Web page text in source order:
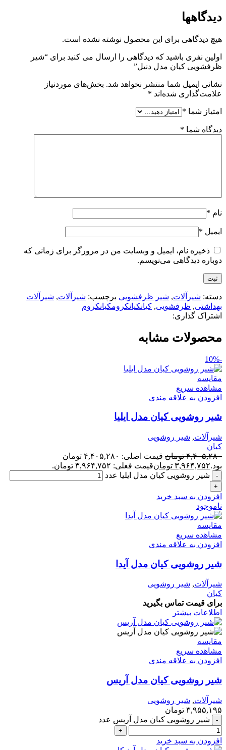
دیدگاهها
هیچ دیدگاهی برای این محصول نوشته نشده است.
اولین نفری باشید که دیدگاهی را ارسال می کنید برای “شیر
ظرفشویی کیان مدل دنیل”
نشانی ایمیل شما منتشر نخواهد شد. بخش‌های موردنیاز
علامت‌گذاری شده‌اند *
امتیاز شما *
دیدگاه شما *
نام *
ایمیل *
ذخیره نام، ایمیل و وبسایت من در مرورگر برای زمانی که
دوباره دیدگاهی می‌نویسم.
دسته: شیرآلات, شیر ظرفشویی برچسب: شیرآلات, شیرآلات
بهداشتی, ظرفشویی, کیانکیانکرومکیانکروم
اشتراک گذاری:
محصولات مشابه
-10%
مقایسه
مشاهده سریع
افزودن به علاقه مندی
شیر روشویی کیان مدل ایلیا
شیرآلات, شیر روشویی
کیان
۴,۴۰۵,۲۸۰ تومان
قیمت اصلی: ۴,۴۰۵,۲۸۰ تومان
بود.۳,۹۶۴,۷۵۲ تومانقیمت فعلی: ۳,۹۶۴,۷۵۲ تومان.
شیر روشویی کیان مدل ایلیا عدد
افزودن به سبد خرید
ناموجود
مقایسه
مشاهده سریع
افزودن به علاقه مندی
شیر روشویی کیان مدل آیدا
شیرآلات, شیر روشویی
کیان
برای قیمت تماس بگیرید
اطلاعات بیشتر
مقایسه
مشاهده سریع
افزودن به علاقه مندی
شیر روشویی کیان مدل آریس
شیرآلات, شیر روشویی
۳,۹۵۵,۱۹۵ تومان
شیر روشویی کیان مدل آریس عدد
افزودن به سبد خرید